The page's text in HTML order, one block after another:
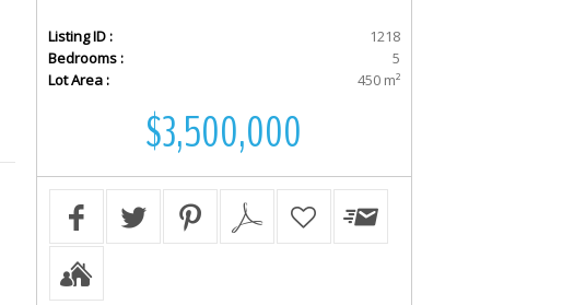
Listing ID :
1218
Bedrooms :
5
Lot Area :
450 m²
$3,500,000